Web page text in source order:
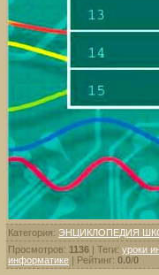
Категория: ЭНЦИКЛОПЕДИЯ
Просмотров: 1136 | Теги: уроки
информатике | Рейтинг: 0.0/0